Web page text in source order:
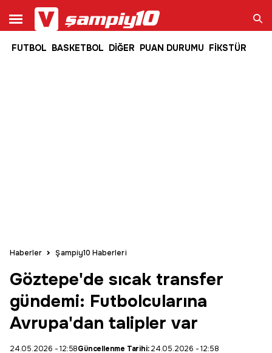
FUTBOL BASKETBOL DİĞER PUAN DURUMU FİKSTÜRAra
Haberler Şampiy10 Haberleri
Göztepe'de sıcak transfer
gündemi: Futbolcularına
Avrupa'dan talipler var
24.05.2026 - 12:58Güncellenme Tarihi:24.05.2026 - 12:58